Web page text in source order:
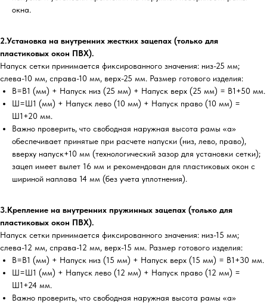
окна.
2.Установка на внутренних жестких зацепах (только для
пластиковых окон ПВХ).
Напуск сетки принимается фиксированного значения: низ-25 мм;
слева-10 мм, справа-10 мм, верх-25 мм. Размер готового изделия:
В=В1 (мм) + Напуск низ (25 мм) + Напуск верх (25 мм) = В1+50 мм.
Ш=Ш1 (мм) + Напуск лево (10 мм) + Напуск право (10 мм) =
Ш1+20 мм.
Важно проверить, что свободная наружная высота рамы «а»
обеспечивает принятые при расчете напуски (низ, лево, право),
вверху напуск+10 мм (технологический зазор для установки сетки);
зацеп имеет вылет 16 мм и рекомендован для пластиковых окон с
шириной наплава 14 мм (без учета уплотнения).
3.Крепление на внутренних пружинных зацепах (только для
пластиковых окон ПВХ).
Напуск сетки принимается фиксированного значения: низ-15 мм;
слева-12 мм, справа-12 мм, верх-15 мм. Размер готового изделия:
В=В1 (мм) + Напуск низ (15 мм) + Напуск верх (15 мм) = В1+30 мм.
Ш=Ш1 (мм) + Напуск лево (12 мм) + Напуск право (12 мм) =
Ш1+24 мм.
Важно проверить, что свободная наружная высота рамы «а»